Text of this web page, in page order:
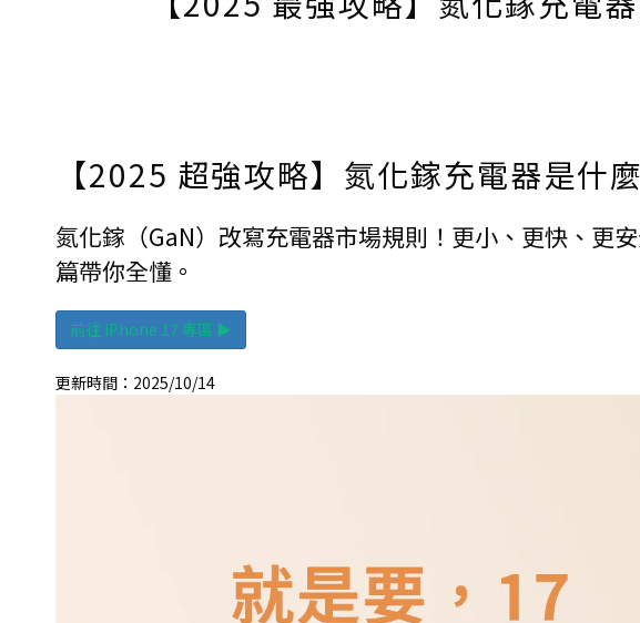
【2025 超強攻略】氮化鎵充電器是
氮化鎵（GaN）改寫充電器市場規則！更小、更快、更
篇帶你全懂。
前往 iPhone 17 專區 ▶
更新時間：2025/10/14